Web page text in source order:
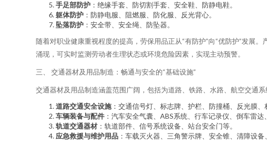
手足部防护 ：绝缘手套、防切割手套、安全鞋、防静电鞋。
躯体防护 ：防静电服、阻燃服、防化服、反光背心。
坠落防护 ：安全带、安全绳、防坠器。
随着对职业健康重视程度的提高，劳保用品正从“有防护”向“优防护”发展
涌现，可实时监测劳动者生理状态或环境危险因素，实现主动预警。
三、 交通器材及用品制造：畅通与安全的“基础设施”
交通器材及用品制造涵盖范围广阔，包括为道路、铁路、水路、航空交通
道路交通安全设施：交通信号灯、标志牌、护栏、防撞桶、反光膜、
车辆装备与配件 ：汽车安全气囊、ABS系统、行车记录仪、倒车雷
轨道交通器材 ：轨道部件、信号系统设备、站台安全门等。
应急救援与维护用品 ：车载灭火器、三角警示牌、安全锥、清障设备